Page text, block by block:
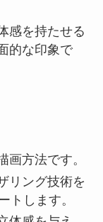
感を持たせる
的な印象で
画方法です。
リング技術を
トします。